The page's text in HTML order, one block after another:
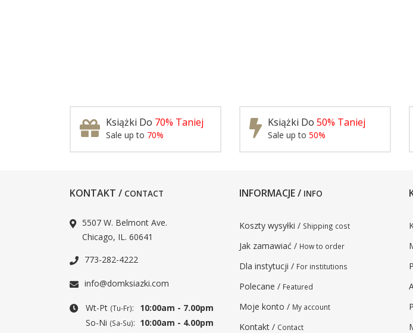
Książki Do 70% Taniej
Sale up to 70%
Książki Do 50% Taniej
Sale up to 50%
KONTAKT / CONTACT
5507 W. Belmont Ave.
Chicago, IL. 60641
773-282-4222
info@domksiazki.com
Wt-Pt (Tu-Fr):
10:00am - 7.00pm
So-Ni (Sa-Su): 10:00am - 4.00pm
INFORMACJE / INFO
Koszty wysyłki / Shipping cost
Jak zamawiać / How to order
Dla instytucji / For institutions
Polecane / Featured
Moje konto / My account
Kontakt / Contact